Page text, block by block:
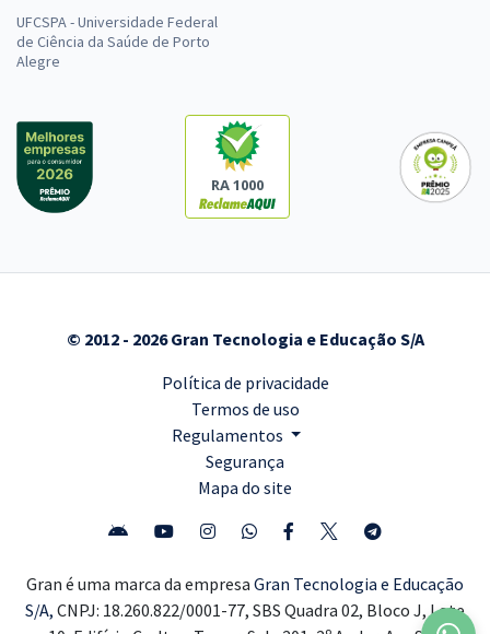
UFCSPA - Universidade Federal
de Ciência da Saúde de Porto
Alegre
RA 1000
© 2012 - 2026 Gran Tecnologia e Educação S/A
Política de privacidade
Termos de uso
Regulamentos
Segurança
Mapa do site
Gran é uma marca da empresa Gran Tecnologia e Educação
S/A, CNPJ: 18.260.822/0001-77, SBS Quadra 02, Bloco J, Lote